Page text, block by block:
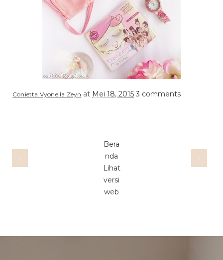
Conietta Vyonella Zeyn at Mei 18, 2015 3 comments
‹ ›
Bera
nda
Lihat
versi
web